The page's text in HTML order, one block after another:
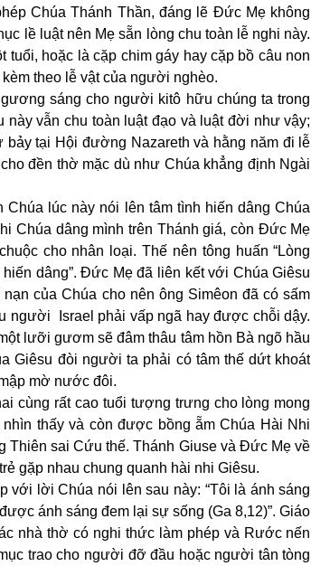
Chúa Thánh Thần, đáng lẽ Đức Mẹ không
lề luật nên Mẹ sẵn lòng chu toàn lễ nghi này.
hoặc là cặp chim gáy hay cặp bồ câu non
theo lễ vật của người nghèo.
sáng cho người kitô hữu chúng ta trong
vẫn chu toàn luật đạo và luật đời như vậy;
tại Hội đường Nazareth và hằng năm đi lễ
đền thờ mặc dù như Chúa khẳng định Ngài
lúc này nói lên tâm tình hiến dâng Chúa
Chúa dâng mình trên Thánh giá, còn Đức Mẹ
cho nhân loại. Thế nên tông huấn “Lòng
dâng”. Đức Mẹ đã liên kết với Chúa Giêsu
của Chúa cho nên ông Simêon đã có sấm
người Israel phải vấp ngã hay được chỗi dậy.
lưỡi gươm sẽ đâm thâu tâm hồn Bà ngõ hầu
Giêsu đòi người ta phải có tâm thế dứt khoát
mờ nước đôi.
cùng rất cao tuổi tượng trưng cho lòng mong
thấy và còn được bồng ẵm Chúa Hài Nhi
Thiên sai Cứu thế. Thánh Giuse và Đức Mẹ về
gặp nhau chung quanh hài nhi Giêsu.
với lời Chúa nói lên sau này: “Tôi là ánh sáng
ánh sáng đem lại sự sống (Ga 8,12)”. Giáo
nhà thờ có nghi thức làm phép và Rước nến
trao cho người đỡ đầu hoặc người tân tòng